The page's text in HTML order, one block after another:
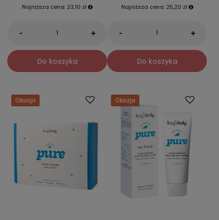
Najniższa cena: 23,10 zł
- +
Do koszyka
Najniższa cena: 25,20 zł
- +
Do koszyka
Okazja Okazja